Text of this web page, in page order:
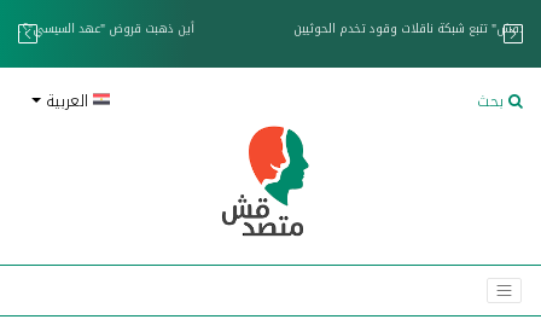
خزان عائم.. "متصدقش" تتبع شبكة ناقلات وقود تخدم الحوثيين
بحث العربية